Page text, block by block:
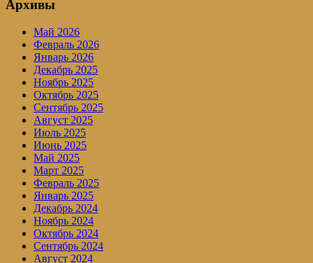
Архивы
Май 2026
Февраль 2026
Январь 2026
Декабрь 2025
Ноябрь 2025
Октябрь 2025
Сентябрь 2025
Август 2025
Июль 2025
Июнь 2025
Май 2025
Март 2025
Февраль 2025
Январь 2025
Декабрь 2024
Ноябрь 2024
Октябрь 2024
Сентябрь 2024
Август 2024